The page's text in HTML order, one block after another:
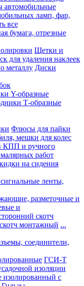
автомобильные
ламп, фар,
все
бумага, отрезные
Щетки и
для удаления наклеек
металлу Диски
Y-образные
Т-образные
Флюсы для пайки
мешки для колес
КПП и ручного
работ
на сидения
ленты,
разметочные и
и
скотч
монтажный ...
соединители,
ГСИ-Т
изоляции
с